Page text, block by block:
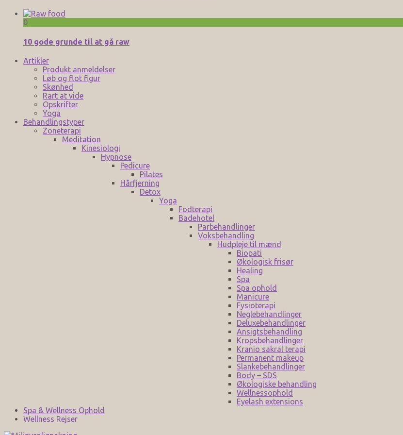
0
10 gode grunde til at gå raw
Artikler
Produkt anmeldelser
Løb og flot figur
Skønhed
Rart at vide
Opskrifter
Yoga
Behandlingstyper
Zoneterapi
Meditation
Kinesiologi
Hypnose
Pedicure
Pilates
Hårfjerning
Detox
Yoga
Fodterapi
Badehotel
Parbehandlinger
Voksbehandling
Hudpleje til mænd
Biopati
Økologisk frisør
Healing
Spa
Spa ophold
Manicure
Fysioterapi
Neglebehandlinger
Deluxebehandlinger
Ansigtsbehandling
Kropsbehandlinger
Kranio sakral terapi
Permanent makeup
Slankebehandlinger
Body – SDS
Økologiske behandling
Wellnessophold
Eyelash extensions
Spa & Wellness Ophold
Wellness Rejser